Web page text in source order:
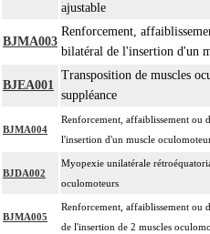
ajustable
BJMA003
Renforcement,
bilatéral de l'insertion d'un
BJEA001
Transposition de muscles
suppléance
BJMA004
Renforcement, affaiblissement ou
l'insertion d'un muscle
BJDA002
Myopexie unilatérale
oculomoteurs
BJMA005
Renforcement, affaiblissement ou
de l'insertion de 2 muscles